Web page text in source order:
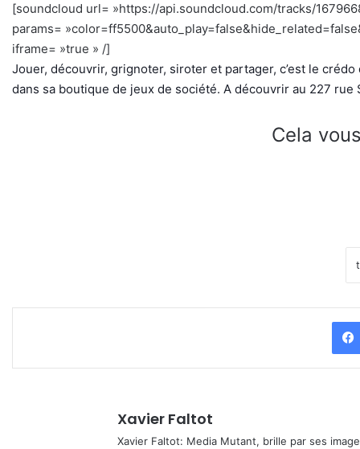
[soundcloud url= »https://api.soundcloud.com/tracks/
params=
iframe= »true » /]
Jouer, découvrir, grignoter, siroter et partager, c’est le
dans sa boutique de jeux de société. A découvrir au 227 rue
Cela
Xavier Faltot
Xavier Faltot: Media Mutant, brille par ses